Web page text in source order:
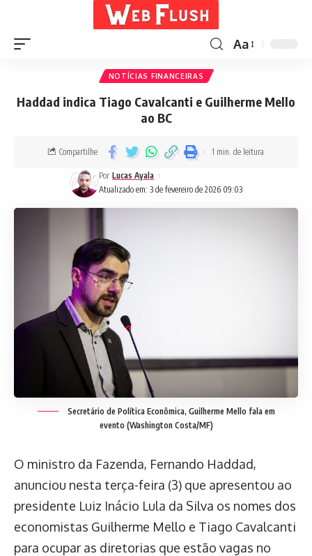
Aa
NOTÍCIAS FINANCEIRAS
Haddad indica Tiago Cavalcanti e Guilherme Mello
ao BC
Atualizado em: 3 de fevereiro de 2026 09:03
Por Lucas Ayala
Compartilhe 1 min. de leitura
Secretário de Política Econômica, Guilherme Mello fala em
evento (Washington Costa/MF)
O ministro da Fazenda, Fernando Haddad,
anunciou nesta terça-feira (3) que apresentou ao
presidente Luiz Inácio Lula da Silva os nomes dos
economistas Guilherme Mello e Tiago Cavalcanti
para ocupar as diretorias que estão vagas no